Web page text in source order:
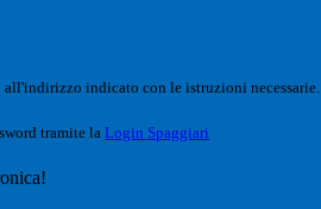
all'indirizzo indicato con le istruzioni necessarie.
tramite la Login Spaggiari